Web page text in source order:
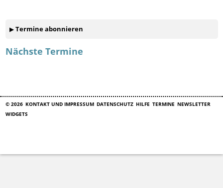
Termine abonnieren
Nächste Termine
© 2026 KONTAKT UND IMPRESSUM DATENSCHUTZ HILFE TERMINE NEWSLETTER
WIDGETS